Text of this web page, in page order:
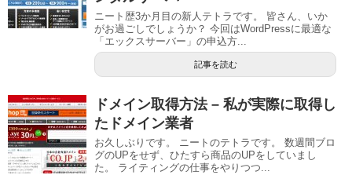
ニート歴3か月目の新人テトラです。 皆さん、いか
がお過ごしでしょうか？ 今回はWordPressに最適な
「エックスサーバー」の申込方...
記事を読む
ドメイン取得方法 – 私が実際に取得し
たドメイン業者
お久しぶりです。 ニートのテトラです。 数週間ブロ
グのUPをせず、ひたすら商品のUPをしていまし
た。 ライティングの仕事をやりつつ...